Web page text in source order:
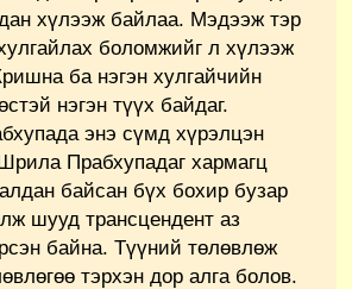
хүлээж байлаа. Мэдээж тэр
боломжийг л хүлээж
ба нэгэн хулгайчийн
нэгэн түүх байдаг.
энэ сүмд хүрэлцэн
Прабхупадаг хармагц
байсан бүх бохир бузар
шууд трансцендент аз
байна. Түүний төлөвлөж
тэрхэн дор алга болов.